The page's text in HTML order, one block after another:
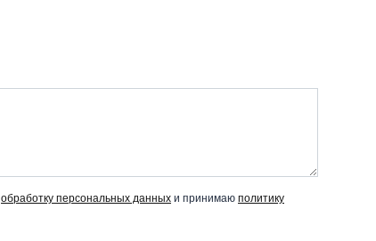
обработку персональных данных и принимаю политику